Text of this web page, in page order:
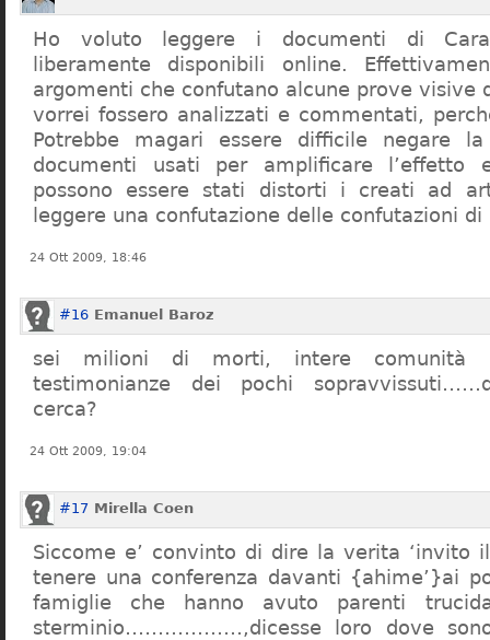
Ho voluto leggere i documenti di
liberamente disponibili online.
argomenti che confutano alcune prove visive
vorrei fossero analizzati e commentati,
Potrebbe magari essere difficile negare
documenti usati per amplificare l’effetto
possono essere stati distorti i creati ad
leggere una confutazione delle confutazioni di
24 Ott 2009, 18:46
#16 Emanuel Baroz
sei milioni di morti, intere comunità
testimonianze dei pochi
cerca?
24 Ott 2009, 19:04
#17 Mirella Coen
Siccome e’ convinto di dire la verita ‘invito
tenere una conferenza davanti {ahime’}ai
famiglie che hanno avuto parenti
sterminio………………,dicesse loro dove